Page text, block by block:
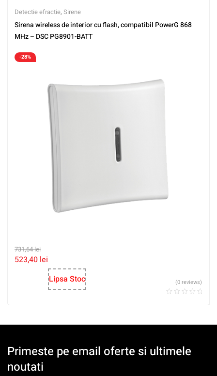
Detectie efractie, Sirene
Sirena wireless de interior cu flash, compatibil PowerG 868
MHz – DSC PG8901-BATT
-28%
731,64lei
523,40 lei
Lipsa Stoc
(0 reviews)
Primeste pe email oferte si ultimele
noutati